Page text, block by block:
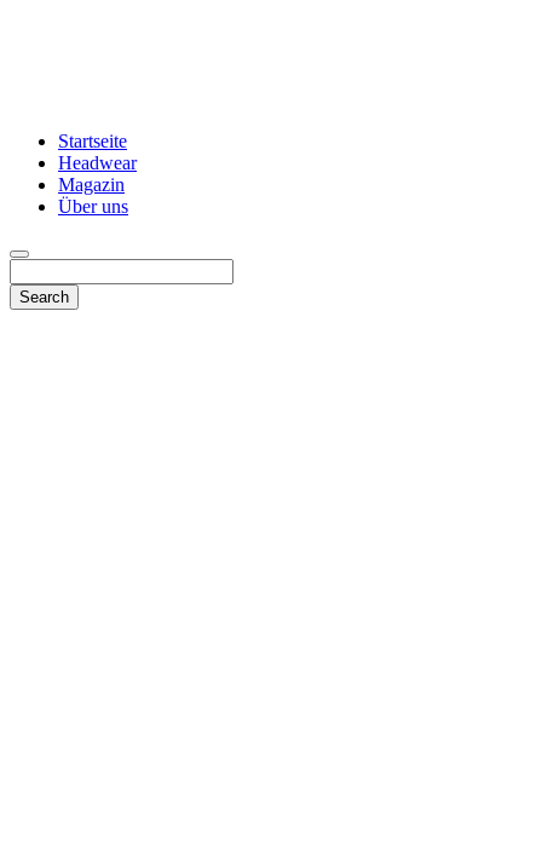
Startseite
Headwear
Magazin
Über uns